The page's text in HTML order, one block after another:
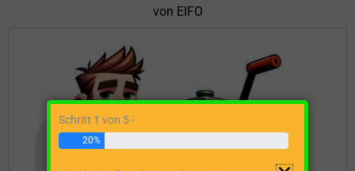
von EIFO
Schritt 1 von 5 -
20%